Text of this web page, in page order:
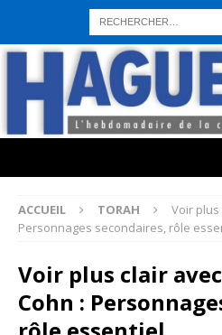
sohbet hattı numarası seks hattı
sohbet hattı numaralar seks hattı
numaraları sohbet hattı sex hattı
sohbet hattı canlı sohbet
sex sohbet hattı numaraları
yeni casino siteleri
ACCUEIL TORAH
Voir plus
Personnages secondaires, rôle
Voir plus clair
Cohn :